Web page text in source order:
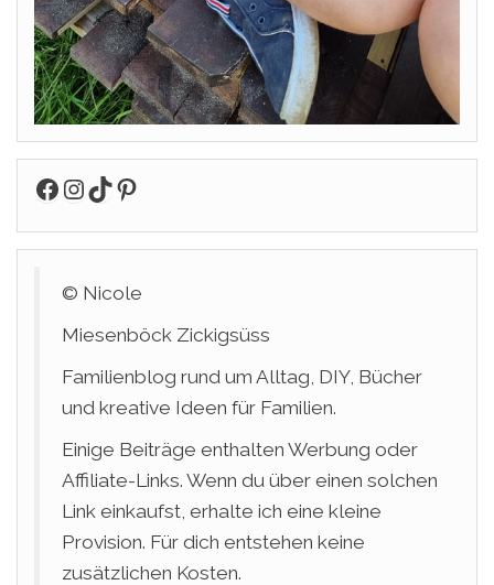
Facebook
Instagram
TikTok
Pinterest
© Nicole
Miesenböck Zickigsüss
Familienblog rund um Alltag, DIY, Bücher
und kreative Ideen für Familien.
Einige Beiträge enthalten Werbung oder
Affiliate-Links. Wenn du über einen solchen
Link einkaufst, erhalte ich eine kleine
Provision. Für dich entstehen keine
zusätzlichen Kosten.